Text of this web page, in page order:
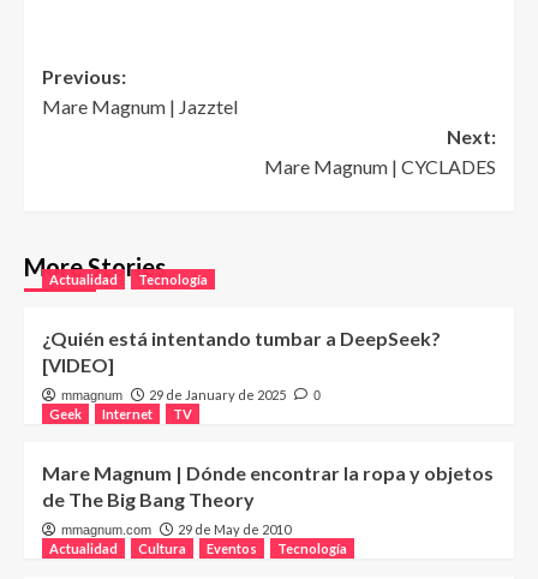
Post
navigation
Previous:
Mare Magnum | Jazztel
Next:
Mare Magnum | CYCLADES
More Stories
Actualidad Tecnología
¿Quién está intentando tumbar a DeepSeek?
[VIDEO]
mmagnum 29 de January de 2025 0
Geek Internet TV
Mare Magnum | Dónde encontrar la ropa y objetos
de The Big Bang Theory
mmagnum.com
29 de May de 2010
Actualidad
Cultura Eventos Tecnología